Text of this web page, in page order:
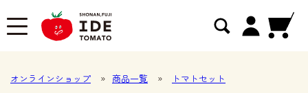
オンラインショップ » 商品一覧 » トマトセット